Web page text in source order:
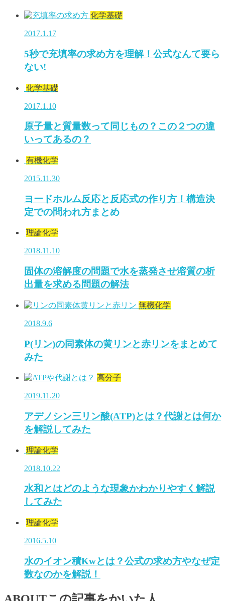
化学基礎
2017.1.17
5秒で充填率の求め方を理解！公式なんて要ら
ない!
化学基礎
2017.1.10
原子量と質量数って同じもの？この２つの違
いってあるの？
有機化学
2015.11.30
ヨードホルム反応と反応式の作り方！構造決
定での問われ方まとめ
理論化学
2018.11.10
固体の溶解度の問題で水を蒸発させ溶質の析
出量を求める問題の解法
無機化学
2018.9.6
P(リン)の同素体の黄リンと赤リンをまとめて
みた
高分子
2019.11.20
アデノシン三リン酸(ATP)とは？代謝とは何か
を解説してみた
理論化学
2018.10.22
水和とはどのような現象かわかりやすく解説
してみた
理論化学
2016.5.10
水のイオン積Kwとは？公式の求め方やなぜ定
数なのかを解説！